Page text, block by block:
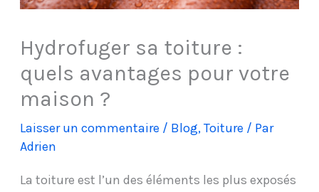
Hydrofuger sa toiture :
quels avantages pour votre
maison ?
Laisser un commentaire / Blog,Toiture / Par
Adrien
La toiture est l’un des éléments les plus exposés